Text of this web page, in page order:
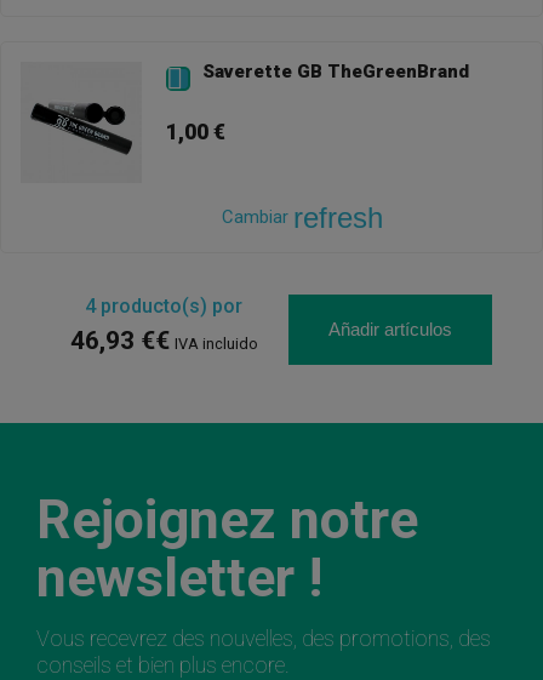
 Saverette GB TheGreenBrand
1,00 €
Cambiar refresh
4producto(s) por
46,93 €€ IVA incluido
Añadir artículos
Rejoignez notre
newsletter !
Vous recevrez des nouvelles, des promotions, des
conseils et bien plus encore.